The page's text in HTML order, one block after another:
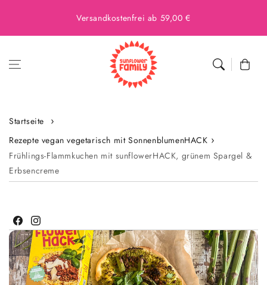
Versandkostenfrei ab 59,00 €
Startseite
Rezepte vegan vegetarisch mit SonnenblumenHACK
Frühlings-Flammkuchen mit sunflowerHACK, grünem Spargel &
Erbsencreme
Facebook
Instagram